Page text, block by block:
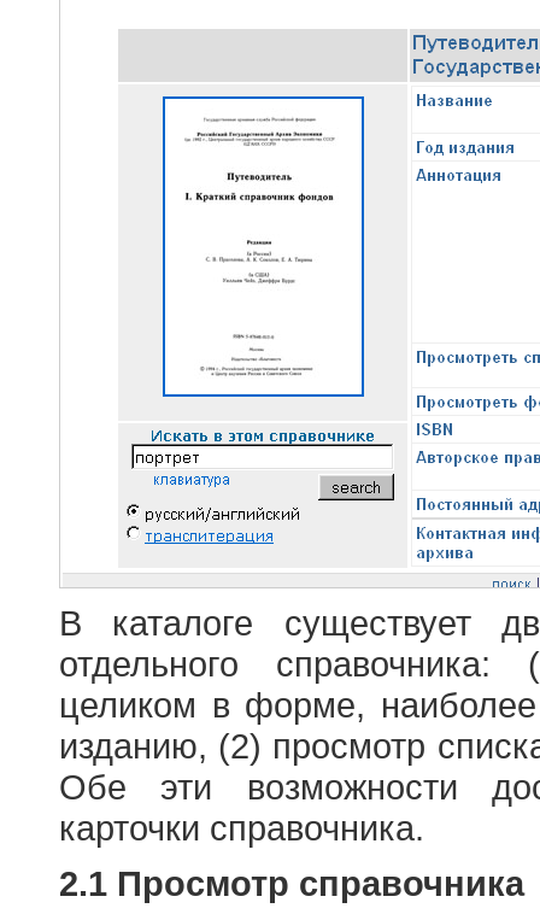
В каталоге существует
отдельного
целиком в форме,
изданию, (2) просмотр
Обе эти возможности
карточки справочника.
2.1 Просмотр справочника